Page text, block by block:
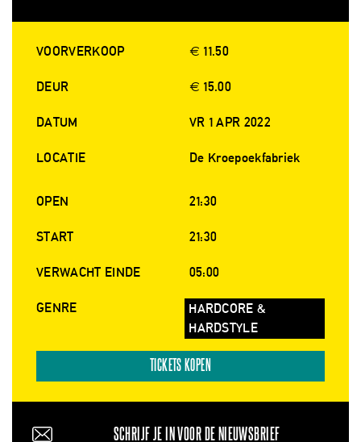
VOORVERKOOP € 11.50
DEUR € 15.00
DATUM VR 1 APR 2022
LOCATIE De Kroepoekfabriek
OPEN 21:30
START 21:30
VERWACHT EINDE 05:00
GENRE
HARDCORE &
HARDSTYLE
TICKETS KOPEN
SCHRIJF JE IN VOOR DE NIEUWSBRIEF